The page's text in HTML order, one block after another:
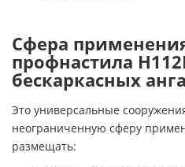
Сфера
профнастила
бескаркасных
Это универсальные
неограниченную сферу
размещать: